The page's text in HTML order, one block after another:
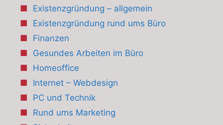
Existenzgründung – allgemein
Existenzgründung rund ums Büro
Finanzen
Gesundes Arbeiten im Büro
Homeoffice
Internet – Webdesign
PC und Technik
Rund ums Marketing